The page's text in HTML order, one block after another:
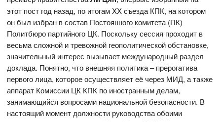
этот пост год назад, по итогам XX съезда КПК, на котором
он был избран в состав Постоянного комитета (ПК)
Политбюро партийного ЦК. Поскольку сессия проходит в
весьма сложной и тревожной геополитической обстановке,
значительный интерес вызывает международный раздел
доклада. Понятно, что внешняя политика – прерогатива
первого лица, которое осуществляет её через МИД, а также
аппарат Комиссии ЦК КПК по иностранным делам,
занимающийся вопросами национальной безопасности. В
настоящий момент должности руководства обоими